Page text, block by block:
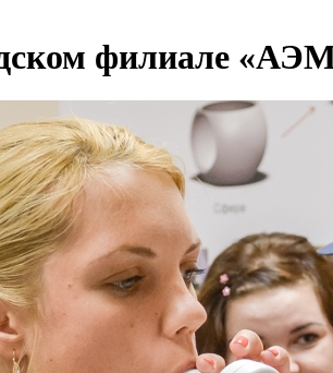
филиале